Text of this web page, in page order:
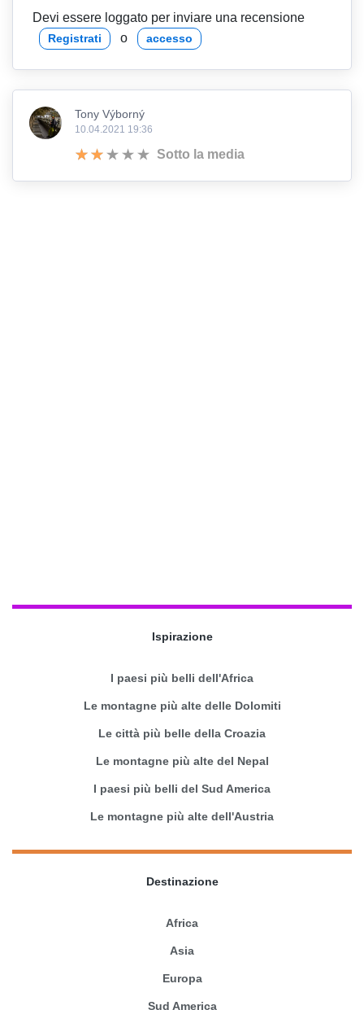
Devi essere loggato per inviare una recensione
Registrati o accesso
Tony Výborný
10.04.2021 19:36
Sotto la media
Ispirazione
I paesi più belli dell'Africa
Le montagne più alte delle Dolomiti
Le città più belle della Croazia
Le montagne più alte del Nepal
I paesi più belli del Sud America
Le montagne più alte dell'Austria
Destinazione
Africa
Asia
Europa
Sud America